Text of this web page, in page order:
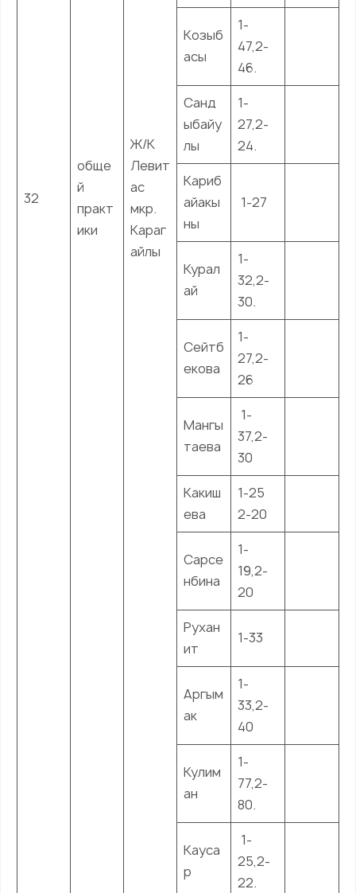
32
обще
й
практ
ики
Ж/К
Левит
ас
мкр.
Караг
айлы
Козыб
асы
1-
47,2-
46.
Санд
ыбайу
лы
1-
27,2-
24.
Кариб
айакы
ны
1-27
Курал
ай
1-
32,2-
30.
Сейтб
екова
1-
27,2-
26
Мангы
таева
1-
37,2-
30
Какиш
ева
1-25
2-20
Сарсе
нбина
1-
19,2-
20
Рухан
ит
1-33
Аргым
ак
1-
33,2-
40
Кулим
ан
1-
77,2-
80.
Кауса
р
1-
25,2-
22.